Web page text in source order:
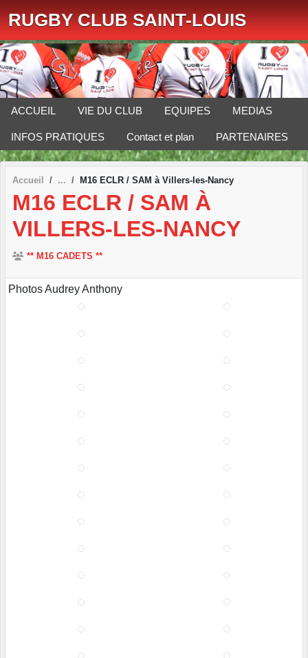
RUGBY CLUB SAINT-LOUIS
ACCUEIL VIE DU CLUB EQUIPES MEDIAS
INFOS PRATIQUES Contact et plan PARTENAIRES
Accueil M16 ECLR / SAM à Villers-les-Nancy
M16 ECLR / SAM À
VILLERS-LES-NANCY
** M16 CADETS **
Photos Audrey Anthony